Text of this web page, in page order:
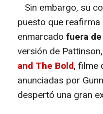
Sin embargo, su
puesto que
enmarcado fuera
versión de
and The Bold, filme
anunciadas por
despertó una gran